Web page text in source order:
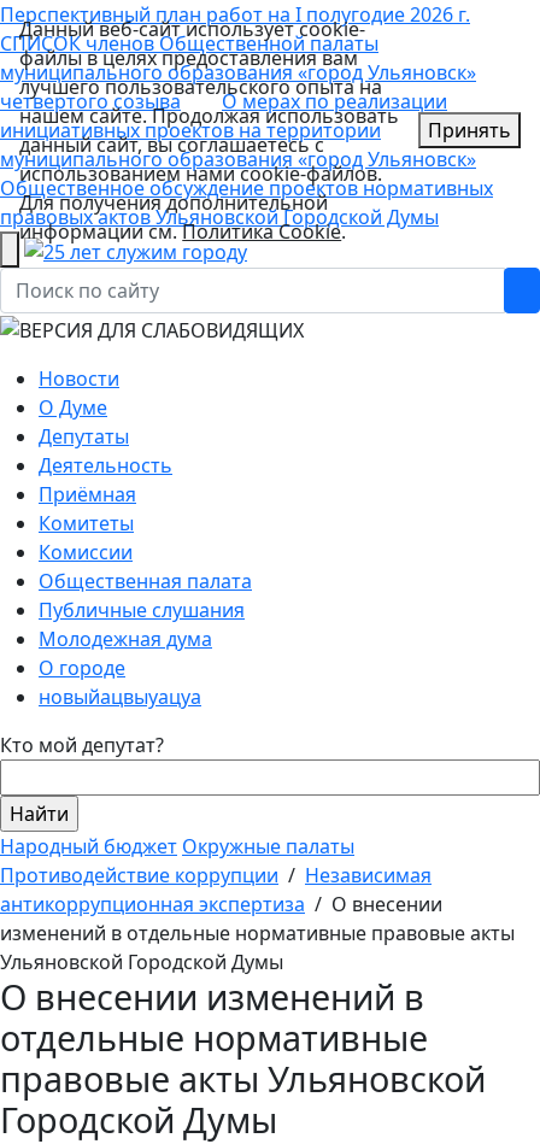
Перспективный план работ на I полугодие 2026 г.
СПИСОК членов Общественной палаты
муниципального образования «город Ульяновск»
четвертого созыва
О мерах по реализации
инициативных проектов на территории
муниципального образования «город Ульяновск»
Общественное обсуждение проектов нормативных
правовых актов Ульяновской Городской Думы
Новости
О Думе
Депутаты
Деятельность
Приёмная
Комитеты
Комиссии
Общественная палата
Публичные слушания
Молодежная дума
О городе
новыйацвыуацуа
Кто мой депутат?
Народный бюджет Окружные палаты
Противодействие коррупции / Независимая
антикоррупционная экспертиза / О внесении
изменений в отдельные нормативные правовые акты
Ульяновской Городской Думы
О внесении изменений в
отдельные нормативные
правовые акты Ульяновской
Городской Думы
Данный веб-сайт использует cookie-
файлы в целях предоставления вам
лучшего пользовательского опыта на
нашем сайте. Продолжая использовать
данный сайт, вы соглашаетесь с
использованием нами cookie-файлов.
Для получения дополнительной
информации см.Политика Cookie.
Принять